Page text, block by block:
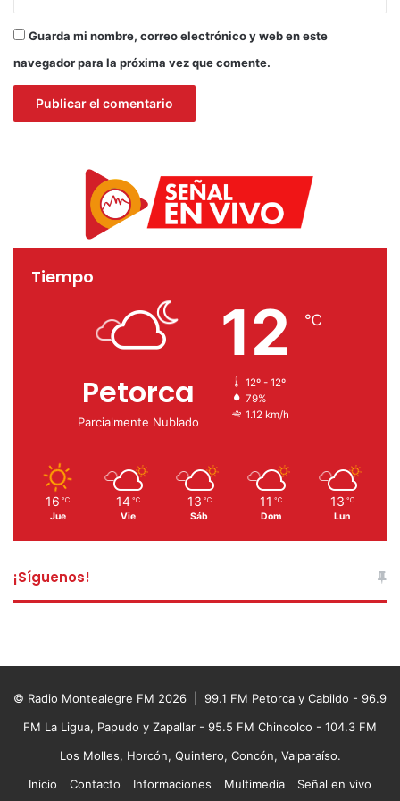
Guarda mi nombre, correo electrónico y web en este
navegador para la próxima vez que comente.
Tiempo
Petorca
Parcialmente Nublado
12 ℃
12º - 12º
79%
1.12 km/h
16 ℃
Jue
14 ℃
Vie
13 ℃
Sáb
11 ℃
Dom
13 ℃
Lun
¡Síguenos!
© Radio Montealegre FM 2026 | 99.1 FM Petorca y Cabildo - 96.9
FM La Ligua, Papudo y Zapallar - 95.5 FM Chincolco - 104.3 FM
Los Molles, Horcón, Quintero, Concón, Valparaíso.
Inicio
Contacto Informaciones Multimedia Señal en vivo